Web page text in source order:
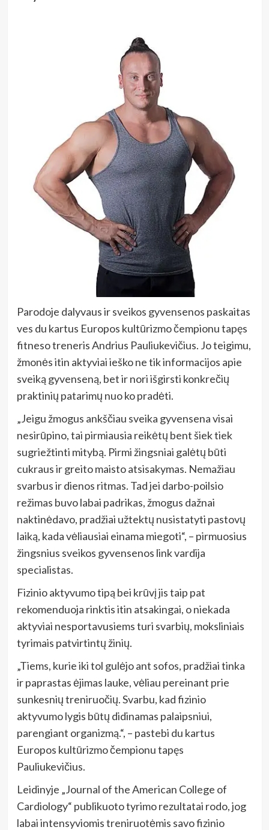
Parodoje dalyvaus ir sveikos gyvensenos paskaitas
ves du kartus Europos kultūrizmo čempionu tapęs
fitneso treneris Andrius Pauliukevičius. Jo teigimu,
žmonės itin aktyviai ieško ne tik informacijos apie
sveiką gyvenseną, bet ir nori išgirsti konkrečių
praktinių patarimų nuo ko pradėti.
„Jeigu žmogus ankščiau sveika gyvensena visai
nesirūpino, tai pirmiausia reikėtų bent šiek tiek
sugriežtinti mitybą. Pirmi žingsniai galėtų būti
cukraus ir greito maisto atsisakymas. Nemažiau
svarbus ir dienos ritmas. Tad jei darbo-poilsio
režimas buvo labai padrikas, žmogus dažnai
naktinėdavo, pradžiai užtektų nusistatyti pastovų
laiką, kada vėliausiai einama miegoti“, – pirmuosius
žingsnius sveikos gyvensenos link vardija
specialistas.
Fizinio aktyvumo tipą bei krūvį jis taip pat
rekomenduoja rinktis itin atsakingai, o niekada
aktyviai nesportavusiems turi svarbių, moksliniais
tyrimais patvirtintų žinių.
„Tiems, kurie iki tol gulėjo ant sofos, pradžiai tinka
ir paprastas ėjimas lauke, vėliau pereinant prie
sunkesnių treniruočių. Svarbu, kad fizinio
aktyvumo lygis būtų didinamas palaipsniui,
parengiant organizmą.“, – pastebi du kartus
Europos kultūrizmo čempionu tapęs
Pauliukevičius.
Leidinyje „Journal of the American College of
Cardiology“ publikuoto tyrimo rezultatai rodo, jog
labai intensyviomis treniruotėmis savo fizinio